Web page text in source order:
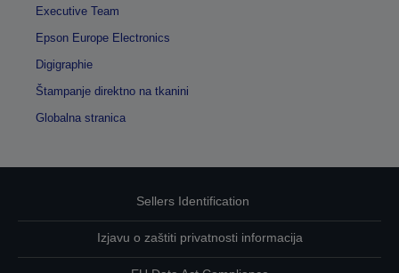
Executive Team
Epson Europe Electronics
Digigraphie
Štampanje direktno na tkanini
Globalna stranica
Sellers Identification
Izjavu o zaštiti privatnosti informacija